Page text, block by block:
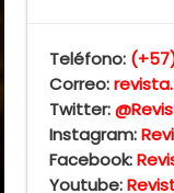
Teléfono:
Correo:
Twitter:
Instagram:
Facebook:
Youtube: